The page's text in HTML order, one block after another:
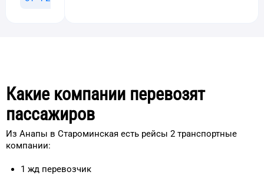
Какие компании перевозят
пассажиров
Из Анапы в Староминская есть рейсы 2 транспортные
компании:
1 жд перевозчик